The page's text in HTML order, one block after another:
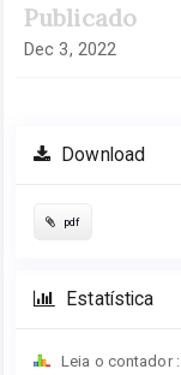
Publicado
Dec 3, 2022
Download
pdf
Estatística
Leia o contador :